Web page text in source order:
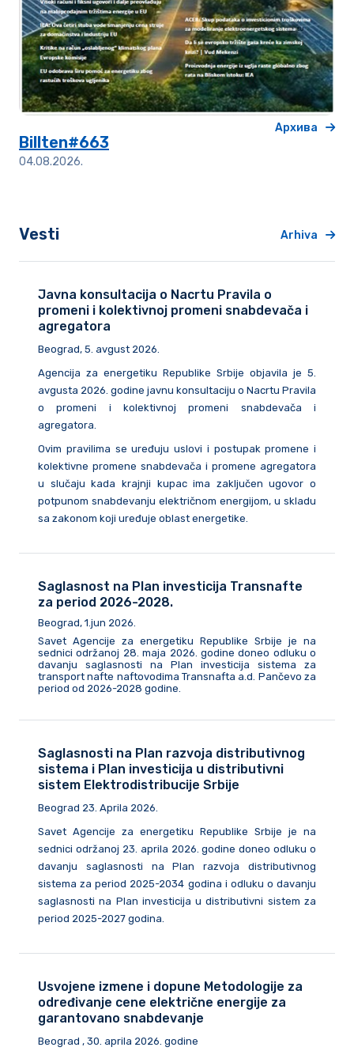
Billten#663
04.08.2026.
Архива
Vesti Arhiva
Javna konsultacija o Nacrtu Pravila o
promeni i kolektivnoj promeni snabdevača i
agregatora
Beograd, 5. avgust 2026.
Agencija za energetiku Republike Srbije objavila je 5.
avgusta 2026. godine javnu konsultaciju o Nacrtu Pravila
o promeni i kolektivnoj promeni snabdevača i
agregatora.
Ovim pravilima se uređuju uslovi i postupak promene i
kolektivne promene snabdevača i promene agregatora
u slučaju kada krajnji kupac ima zaključen ugovor o
potpunom snabdevanju električnom energijom, u skladu
sa zakonom koji uređuje oblast energetike.
Saglasnost na Plan investicija Transnafte
za period 2026-2028.
Beograd, 1.jun 2026.
Savet Agencije za energetiku Republike Srbije je na
sednici održanoj 28. maja 2026. godine doneo odluku o
davanju saglasnosti na Plan investicija sistema za
transport nafte naftovodima Transnafta a.d. Pančevo za
period od 2026-2028 godine.
Saglasnosti na Plan razvoja distributivnog
sistema i Plan investicija u distributivni
sistem Elektrodistribucije Srbije
Beograd 23. Aprila 2026.
Savet Agencije za energetiku Republike Srbije je na
sednici održanoj 23. aprila 2026. godine doneo odluku o
davanju saglasnosti na Plan razvoja distributivnog
sistema za period 2025-2034 godina i odluku o davanju
saglasnosti na Plan investicija u distributivni sistem za
period 2025-2027 godina.
Usvojene izmene i dopune Metodologije za
određivanje cene električne energije za
garantovano snabdevanje
Beograd , 30. aprila 2026. godine